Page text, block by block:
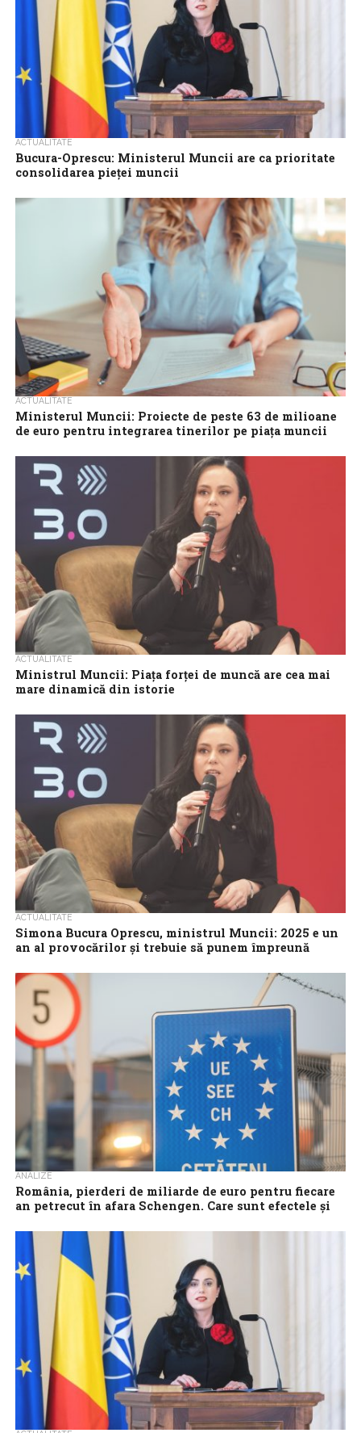
ACTUALITATE
Bucura-Oprescu: Ministerul Muncii are ca prioritate
consolidarea pieței muncii
cât și instituțiile publice, motiv pentru care Ministerul Muncii,
Familiei, Tineretului și Solidarității...
ACTUALITATE
Ministerul Muncii: Proiecte de peste 63 de milioane
de euro pentru integrarea tinerilor pe piața muncii
contractate pentru derularea de proiecte dedicate sprijinirii
integrării tinerilor pe piața muncii, a...
ACTUALITATE
Ministrul Muncii: Piața forței de muncă are cea mai
mare dinamică din istorie
este esențial să ne adaptăm la noile cerințe ale economiei,...
ACTUALITATE
Simona Bucura Oprescu, ministrul Muncii: 2025 e un
an al provocărilor și trebuie să punem împreună
dezvolta resursa umană
2025 este un an al provocărilor, și principalul obiectiv al
ministerului Muncii este acela de a ajuta la dezvoltarea resursei
umane pentru...
ANALIZE
România, pierderi de miliarde de euro pentru fiecare
an petrecut în afara Schengen. Care sunt efectele și
Menținerea în afara spațiului Schengen a costat România peste 2
miliarde de Euro anual, ceea ce înseamnă că beneficiile de care s-
ar...